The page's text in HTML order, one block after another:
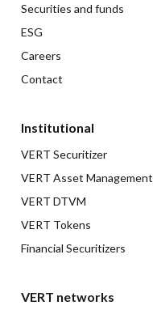
Securities and funds
ESG
Careers
Contact
Institutional
VERT Securitizer
VERT Asset Management
VERT DTVM
VERT Tokens
Financial Securitizers
VERT networks